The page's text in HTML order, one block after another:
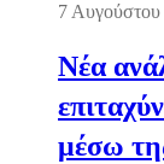
7
Νέα
μέσω